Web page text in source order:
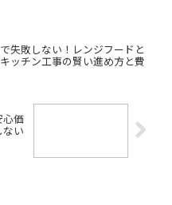
失敗しない！レンジフードと
ッチン工事の賢い進め方と費
心価
い